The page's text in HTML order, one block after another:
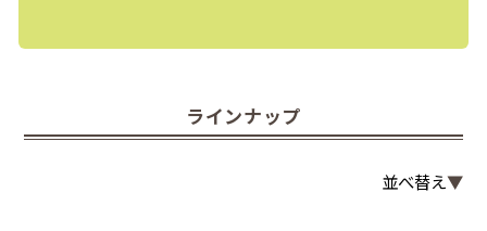
ラインナップ
並べ替え